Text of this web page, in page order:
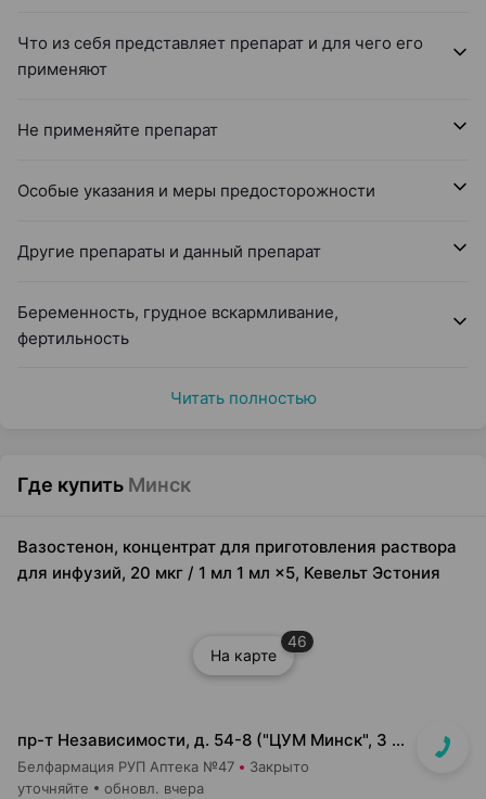
Что из себя представляет препарат и для чего его
применяют
Не применяйте препарат
Особые указания и меры предосторожности
Другие препараты и данный препарат
Беременность, грудное вскармливание,
фертильность
Читать полностью
Где купить Минск
Вазостенон, концентрат для приготовления раствора
для инфузий, 20 мкг / 1 мл 1 мл ×5, Кевельт Эстония
На карте
46
пр-т Независимости, д. 54-8 ("ЦУМ Минск", 3 этаж со стороны метро)
Белфармация РУП Аптека №47 Закрыто
уточняйте обновл. вчера